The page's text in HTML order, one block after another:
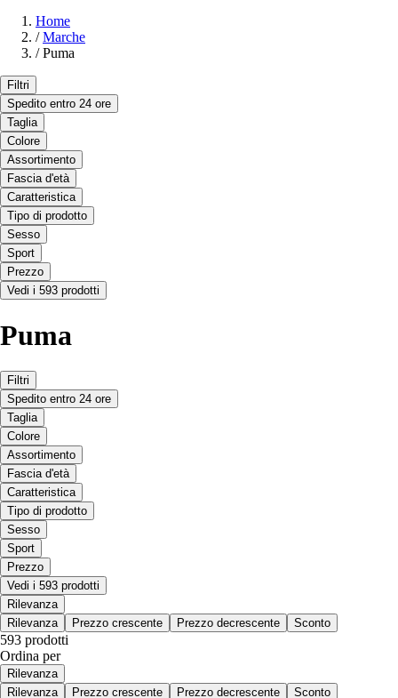
Home
/ Marche
/ Puma
Filtri
Spedito entro 24 ore
Taglia
Colore
Assortimento
Fascia d'età
Caratteristica
Tipo di prodotto
Sesso
Sport
Prezzo
Vedi i 593 prodotti
Puma
Filtri
Spedito entro 24 ore
Taglia
Colore
Assortimento
Fascia d'età
Caratteristica
Tipo di prodotto
Sesso
Sport
Prezzo
Vedi i 593 prodotti
Rilevanza
Rilevanza
Prezzo crescente Prezzo decrescente Sconto
593 prodotti
Ordina per
Rilevanza
Rilevanza
Prezzo crescente Prezzo decrescente Sconto